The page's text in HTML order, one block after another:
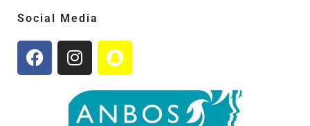
Social Media